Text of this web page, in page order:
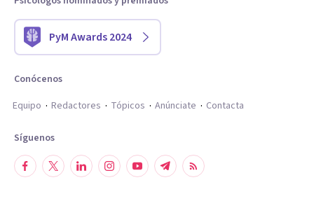
PyM Awards 2024
Conócenos
Equipo
Redactores Tópicos Anúnciate Contacta
Síguenos